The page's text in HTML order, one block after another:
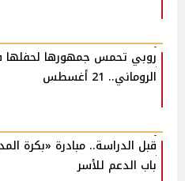
روبي تحمس جمهورها
الروماني.. 21 أغسطس
قبل الدراسة.. مبادرة «بكرة
باب الدعم للأسر